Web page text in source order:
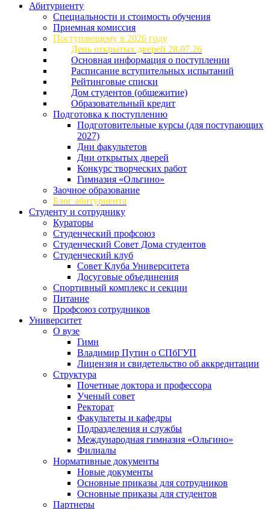
Абитуриенту
Специальности и стоимость обучения
Приемная комиссия
Поступающему в 2026 году
День открытых дверей 28.07.26
Основная информация о поступлении
Расписание вступительных испытаний
Рейтинговые списки
Дом студентов (общежитие)
Образовательный кредит
Подготовка к поступлению
Подготовительные курсы (для поступающих
2027)
Дни факультетов
Дни открытых дверей
Конкурс творческих работ
Гимназия «Ольгино»
Заочное образование
Блог абитуриента
Студенту и сотруднику
Кураторы
Студенческий профсоюз
Студенческий Совет Дома студентов
Студенческий клуб
Совет Клуба Университета
Досуговые объединения
Спортивный комплекс и секции
Питание
Профсоюз сотрудников
Университет
О вузе
Гимн
Владимир Путин о СПбГУП
Лицензия и свидетельство об аккредитации
Структура
Почетные доктора и профессора
Ученый совет
Ректорат
Факультеты и кафедры
Подразделения и службы
Международная гимназия «Ольгино»
Филиалы
Нормативные документы
Новые документы
Основные приказы для сотрудников
Основные приказы для студентов
Партнеры